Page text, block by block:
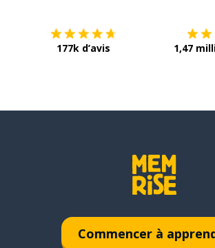
177k d’avis 1,47
Commencer à